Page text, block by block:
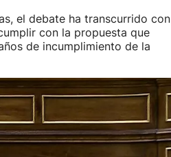
el debate ha transcurrido con
con la propuesta que
de incumplimiento de la